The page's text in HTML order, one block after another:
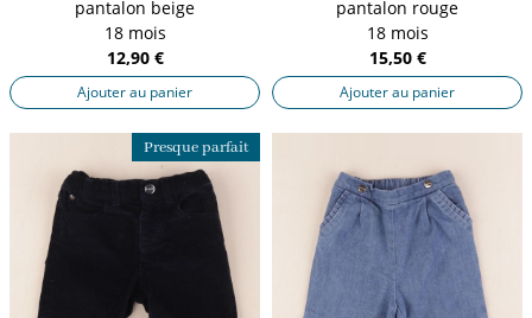
pantalon beige
18 mois
12,90 €
Ajouter au panier
pantalon rouge
18 mois
15,50 €
Ajouter au panier
Presque parfait